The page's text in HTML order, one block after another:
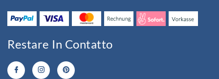
Restare In Contatto